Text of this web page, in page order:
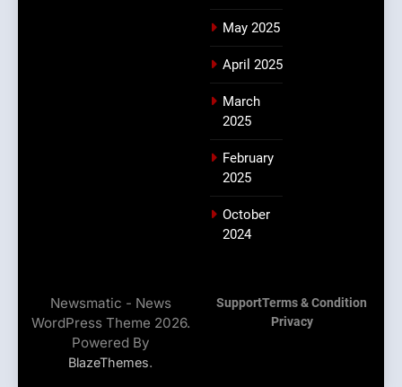
May 2025
April 2025
March
2025
February
2025
October
2024
Newsmatic - News
WordPress Theme 2026.
Powered By
BlazeThemes.
SupportTerms & Condition
Privacy